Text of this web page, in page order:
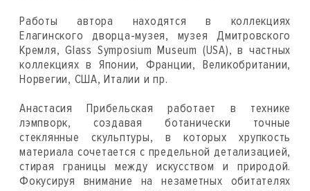
Работы автора находятся в коллекциях
Елагинского дворца-музея, музея Дмитровского
Кремля, Glass Symposium Museum (USA), в частных
коллекциях в Японии, Франции, Великобритании,
Норвегии, США, Италии и пр.
Анастасия Прибельская работает в технике
лэмпворк, создавая ботанически точные
стеклянные скульптуры, в которых хрупкость
материала сочетается с предельной детализацией,
стирая границы между искусством и природой.
Фокусируя внимание на незаметных обитателях